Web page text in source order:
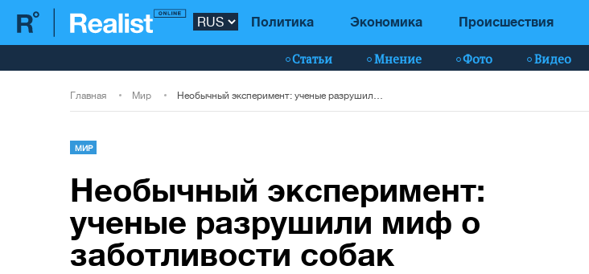
Политика Экономика Происшествия
Статьи Мнение Фото Видео
Главная Мир
МИР
Необычный эксперимент:
ученые разрушили миф о
заботливости собак